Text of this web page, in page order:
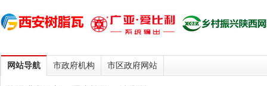
网站导航 市政府机构 市区政府网站